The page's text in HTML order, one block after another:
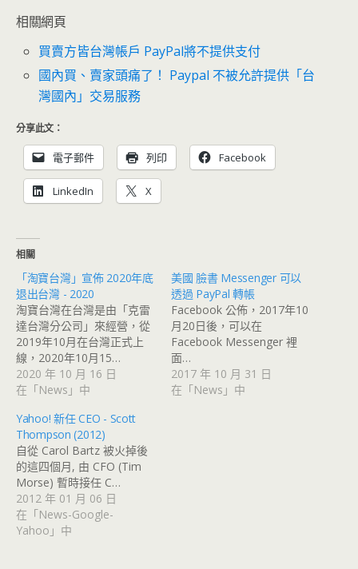
相關網頁
買賣方皆台灣帳戶 PayPal將不提供支付
國內買、賣家頭痛了！ Paypal 不被允許提供「台
灣國內」交易服務
分享此文：
電子郵件 列印 Facebook
LinkedIn X
相關
「淘寶台灣」宣佈 2020年底
退出台灣 - 2020
淘寶台灣在台灣是由「克雷
達台灣分公司」來經營，從
2019年10月在台灣正式上
線，2020年10月15…
2020 年 10 月 16 日
在「News」中
美國 臉書 Messenger 可以
透過 PayPal 轉帳
Facebook 公佈，2017年10
月20日後，可以在
Facebook Messenger 裡
面…
2017 年 10 月 31 日
在「News」中
Yahoo! 新任 CEO - Scott
Thompson (2012)
自從 Carol Bartz 被火掉後
的這四個月, 由 CFO (Tim
Morse) 暫時接任 C…
2012 年 01 月 06 日
在「News-Google-
Yahoo」中